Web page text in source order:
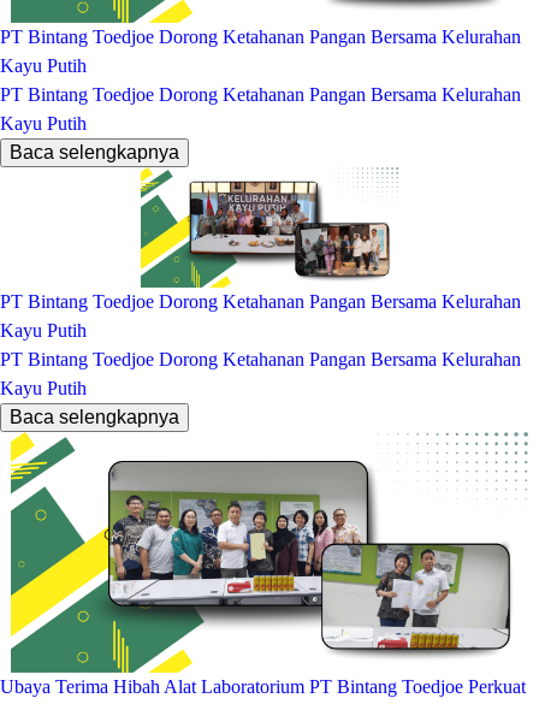
PT Bintang Toedjoe Dorong Ketahanan Pangan Bersama Kelurahan
Kayu Putih
PT Bintang Toedjoe Dorong Ketahanan Pangan Bersama Kelurahan
Kayu Putih
Baca selengkapnya
PT Bintang Toedjoe Dorong Ketahanan Pangan Bersama Kelurahan
Kayu Putih
PT Bintang Toedjoe Dorong Ketahanan Pangan Bersama Kelurahan
Kayu Putih
Baca selengkapnya
Ubaya Terima Hibah Alat Laboratorium PT Bintang Toedjoe Perkuat